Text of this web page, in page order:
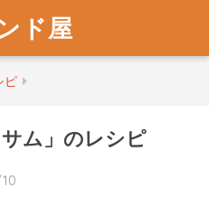
ド屋
ピ
ム」のレシピ